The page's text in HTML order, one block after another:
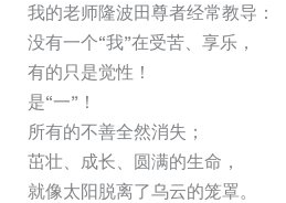
我的老师隆波田尊者经常教导：
没有一个“我”在受苦、享乐，
有的只是觉性！
是“一”！
所有的不善全然消失；
茁壮、成长、圆满的生命，
就像太阳脱离了乌云的笼罩。